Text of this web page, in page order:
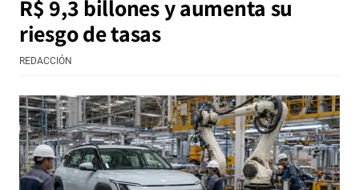
R$ 9,3 billones y aumenta su
riesgo de tasas
REDACCIÓN